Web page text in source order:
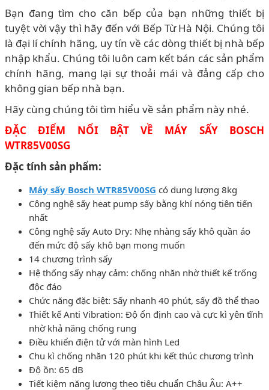
Bạn đang tìm cho căn bếp của bạn những thiết bị
tuyệt vời vậy thì hãy đến với Bếp Từ Hà Nội. Chúng tôi
là đại lí chính hãng, uy tín về các dòng thiết bị nhà bếp
nhập khẩu. Chúng tôi luôn cam kết bán các sản phẩm
chính hãng, mang lại sự thoải mái và đẳng cấp cho
không gian bếp nhà bạn.
Hãy cùng chúng tôi tìm hiểu về sản phẩm này nhé.
ĐẶC ĐIỂM NỔI BẬT VỀ MÁY SẤY BOSCH
WTR85V00SG
Đặc tính sản phẩm:
Máy sấy Bosch WTR85V00SG có dung lượng 8kg
Công nghệ sấy heat pump sấy bằng khí nóng tiên tiến
nhất
Công nghệ sấy Auto Dry: Nhẹ nhàng sấy khô quần áo
đến mức độ sấy khô bạn mong muốn
14 chương trình sấy
Hệ thống sấy nhạy cảm: chống nhăn nhờ thiết kế trống
độc đáo
Chức năng đặc biệt: Sấy nhanh 40 phút, sấy đồ thể thao
Thiết kế Anti Vibration: Độ ổn định cao và cực kì yên tĩnh
nhờ khả năng chống rung
Điều khiển điện tử với màn hình Led
Chu kì chống nhăn 120 phút khi kết thúc chương trình
Độ ồn: 65 dB
Tiết kiệm năng lương theo tiêu chuẩn Châu Âu: A++